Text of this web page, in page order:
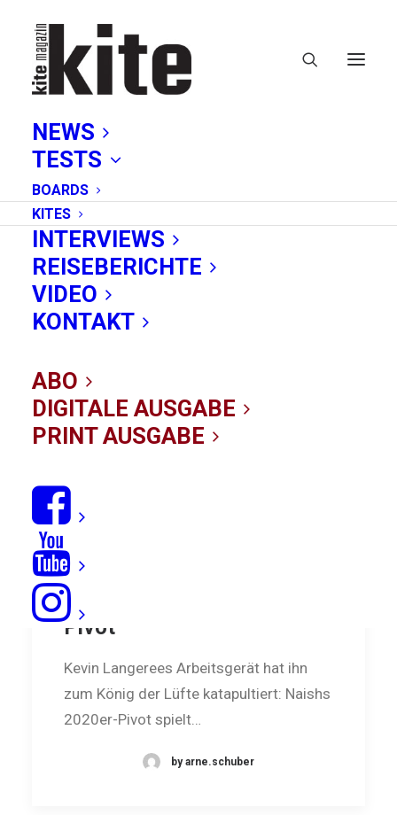
NEWS
TESTS
BOARDS
KITES
INTERVIEWS
REISEBERICHTE
VIDEO
KONTAKT
ABO
DIGITALE AUSGABE
PRINT AUSGABE
Pivot 2020
König der Lüfte: Naish
Pivot
Kevin Langerees Arbeitsgerät hat ihn
zum König der Lüfte katapultiert: Naishs
2020er-Pivot spielt…
by arne.schuber